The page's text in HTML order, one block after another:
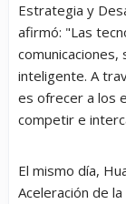
Estrategia y
afirmó: "Las
comunicaciones,
inteligente. A
es ofrecer a los
competir e
El mismo día,
Aceleración de